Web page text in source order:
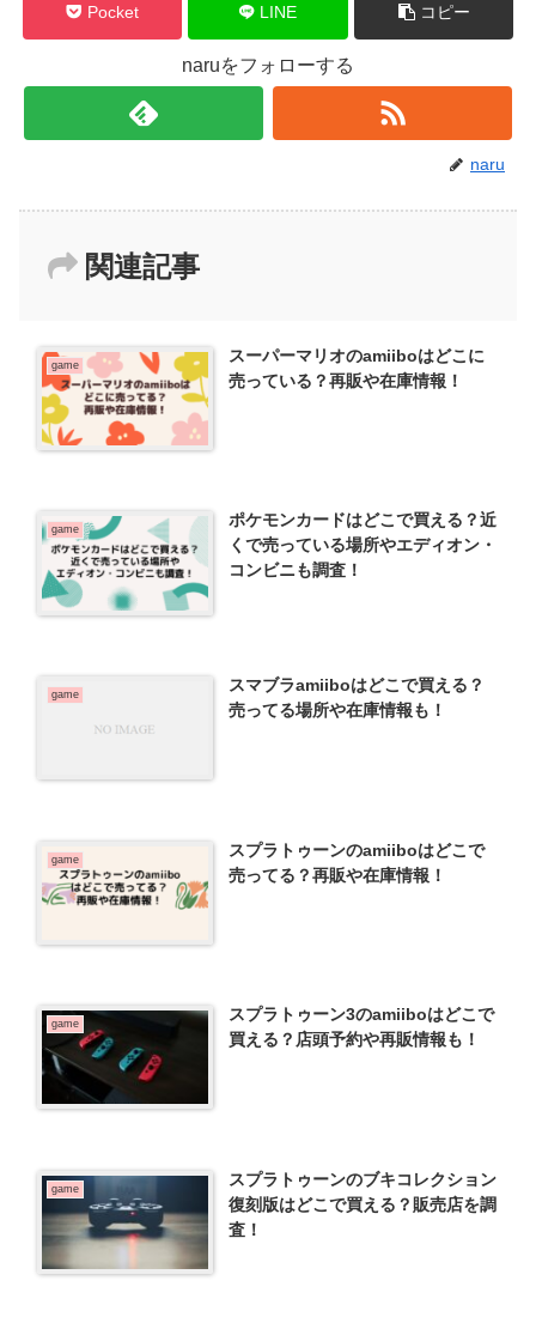
Pocket LINE コピー
naruをフォローする
naru
関連記事
game
スーパーマリオのamiiboはどこに
売っている？再販や在庫情報！
game
ポケモンカードはどこで買える？近
くで売っている場所やエディオン・
コンビニも調査！
game
スマブラamiiboはどこで買える？
売ってる場所や在庫情報も！
game
スプラトゥーンのamiiboはどこで
売ってる？再販や在庫情報！
game
スプラトゥーン3のamiiboはどこで
買える？店頭予約や再販情報も！
game
スプラトゥーンのブキコレクション
復刻版はどこで買える？販売店を調
査！